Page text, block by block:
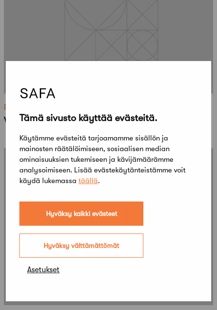
Tämä sivusto käyttää evästeitä.
Käytämme evästeitä tarjoamamme sisällön ja
mainosten räätälöimiseen, sosiaalisen median
ominaisuuksien tukemiseen ja kävijämäärämme
analysoimiseen. Lisää evästekäytänteistämme voit
käydä lukemassa täällä.
Hyväksy kaikki evästeet
Hyväksy välttämättömät
Asetukset
Ratkenneet
Vuoden valaistuskohde 2013